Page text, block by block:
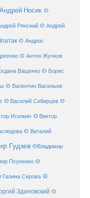
Носик ©
Рянский © Андрей
© Андрос
© Антон Жучков
Ващенко © Борис
© Валентин Васильев
© Василий Сибирцев ©
Иголкин © Виктор
© Виталий
Гудзев ©Владимир
Псуненко ©
Галина Серова ©
Здановский ©